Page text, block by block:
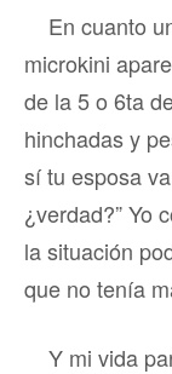
En cuanto
microkini
de la 5 o 6ta
hinchadas y
sí tu esposa
¿verdad?” Yo
la situación
que no tenía
Y mi vida